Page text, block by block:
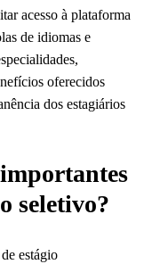
acesso à plataforma
de idiomas e
oferecidos
dos estagiários
seletivo?
estágio